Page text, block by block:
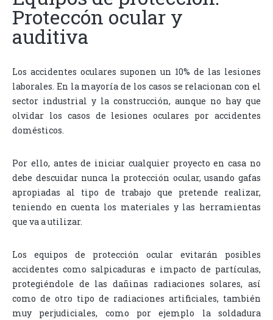
Proteccón ocular y
auditiva
Los accidentes oculares suponen un 10% de las lesiones
laborales. En la mayoría de los casos se relacionan con el
sector industrial y la construcción, aunque no hay que
olvidar los casos de lesiones oculares por accidentes
domésticos.
Por ello, antes de iniciar cualquier proyecto en casa no
debe descuidar nunca la protección ocular, usando gafas
apropiadas al tipo de trabajo que pretende realizar,
teniendo en cuenta los materiales y las herramientas
que va a utilizar.
Los equipos de protección ocular evitarán posibles
accidentes como salpicaduras e impacto de partículas,
protegiéndole de las dañinas radiaciones solares, así
como de otro tipo de radiaciones artificiales, también
muy perjudiciales, como por ejemplo la soldadura